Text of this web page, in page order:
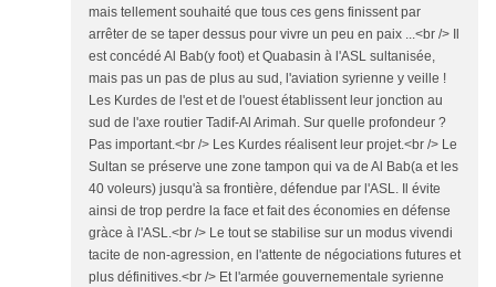
mais tellement souhaité que tous ces gens finissent par
arrêter de se taper dessus pour vivre un peu en paix ...<br /> Il
est concédé Al Bab(y foot) et Quabasin à l'ASL sultanisée,
mais pas un pas de plus au sud, l'aviation syrienne y veille !
Les Kurdes de l'est et de l'ouest établissent leur jonction au
sud de l'axe routier Tadif-Al Arimah. Sur quelle profondeur ?
Pas important.<br /> Les Kurdes réalisent leur projet.<br /> Le
Sultan se préserve une zone tampon qui va de Al Bab(a et les
40 voleurs) jusqu'à sa frontière, défendue par l'ASL. Il évite
ainsi de trop perdre la face et fait des économies en défense
gràce à l'ASL.<br /> Le tout se stabilise sur un modus vivendi
tacite de non-agression, en l'attente de négociations futures et
plus définitives.<br /> Et l'armée gouvernementale syrienne